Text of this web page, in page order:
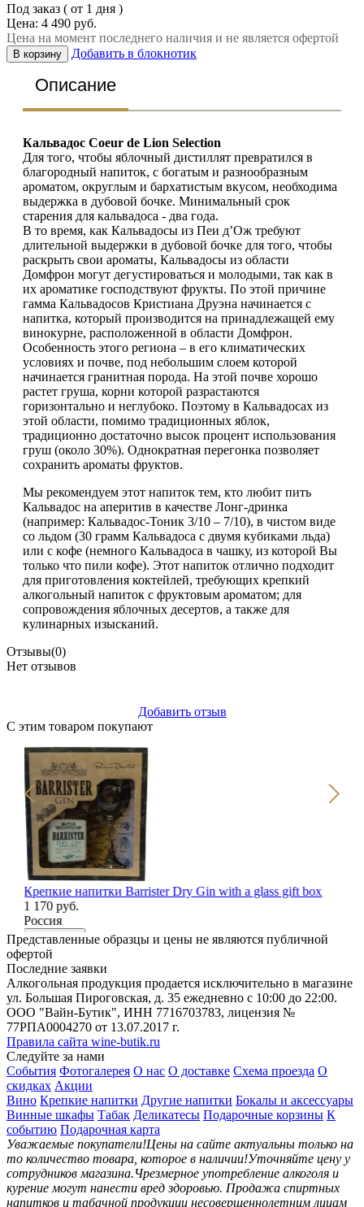
Под заказ ( от 1 дня )
Цена: 4 490 руб.
Цена на момент последнего наличия и не является офертой
В корзину Добавить в блокнотик
Описание
Кальвадос Coeur de Lion Selection
Для того, чтобы яблочный дистиллят превратился в
благородный напиток, с богатым и разнообразным
ароматом, округлым и бархатистым вкусом, необходима
выдержка в дубовой бочке. Минимальный срок
старения для кальвадоса - два года.
В то время, как Кальвадосы из Пеи д’Ож требуют
длительной выдержки в дубовой бочке для того, чтобы
раскрыть свои ароматы, Кальвадосы из области
Домфрон могут дегустироваться и молодыми, так как в
их ароматике господствуют фрукты. По этой причине
гамма Кальвадосов Кристиана Друэна начинается с
напитка, который производится на принадлежащей ему
винокурне, расположенной в области Домфрон.
Особенность этого региона – в его климатических
условиях и почве, под небольшим слоем которой
начинается гранитная порода. На этой почве хорошо
растет груша, корни которой разрастаются
горизонтально и неглубоко. Поэтому в Кальвадосах из
этой области, помимо традиционных яблок,
традиционно достаточно высок процент использования
груш (около 30%). Однократная перегонка позволяет
сохранить ароматы фруктов.
Мы рекомендуем этот напиток тем, кто любит пить
Кальвадос на аперитив в качестве Лонг-дринка
(например: Кальвадос-Тоник 3/10 – 7/10), в чистом виде
со льдом (30 грамм Кальвадоса с двумя кубиками льда)
или с кофе (немного Кальвадоса в чашку, из которой Вы
только что пили кофе). Этот напиток отлично подходит
для приготовления коктейлей, требующих крепкий
алкогольный напиток с фруктовым ароматом; для
сопровождения яблочных десертов, а также для
кулинарных изысканий.
Отзывы(0)
Нет отзывов
Добавить отзыв
С этим товаром покупают
Крепкие напитки Barrister Dry Gin with a glass gift box
1 170 руб.
Россия
В корзину
Представленные образцы и цены не являются публичной
офертой
Последние заявки
Алкогольная продукция продается исключительно в магазине
ул. Большая Пироговская, д. 35 ежедневно с 10:00 до 22:00.
ООО "Вайн-Бутик", ИНН 7716703783, лицензия №
77РПА0004270 от 13.07.2017 г.
Правила сайта wine-butik.ru
Следуйте за нами
События Фотогалерея О нас О доставке Схема проезда О
скидках Акции
Вино Крепкие напитки Другие напитки Бокалы и аксессуары
Винные шкафы Табак Деликатесы Подарочные корзины К
событию Подарочная карта
Уважаемые покупатели!Цены на сайте актуальны только на
то количество товара, которое в наличии!Уточняйте цену у
сотрудников магазина.Чрезмерное употребление алкоголя и
курение могут нанести вред здоровью. Продажа спиртных
напитков и табачной продукции несовершеннолетним лицам